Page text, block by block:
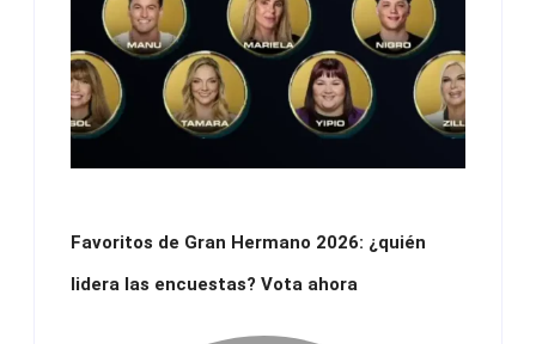
Favoritos de Gran Hermano 2026: ¿quién
lidera las encuestas? Vota ahora